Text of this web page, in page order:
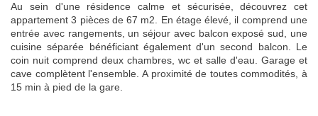
Au sein d'une résidence calme et sécurisée, découvrez cet
appartement 3 pièces de 67 m2. En étage élevé, il comprend une
entrée avec rangements, un séjour avec balcon exposé sud, une
cuisine séparée bénéficiant également d'un second balcon. Le
coin nuit comprend deux chambres, wc et salle d'eau. Garage et
cave complètent l'ensemble. A proximité de toutes commodités, à
15 min à pied de la gare.